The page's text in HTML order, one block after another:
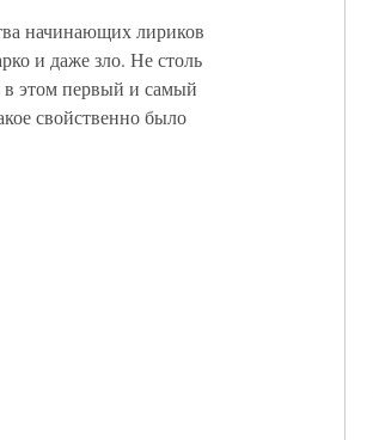
начинающих лириков
и даже зло. Не столь
в этом первый и самый
свойственно было